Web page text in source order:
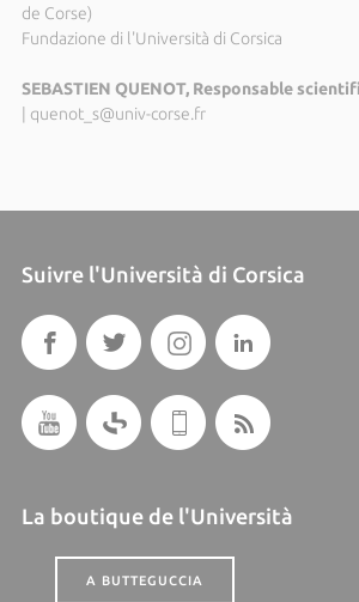
de Corse)
Fundazione di l'Università di Corsica
SEBASTIEN QUENOT, Responsable
quenot_s@univ-corse.fr
Suivre l'Università di Corsica
La boutique de l'Università
A BUTTEGUCCIA